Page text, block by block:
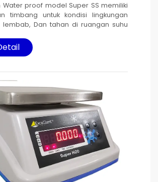
Water proof model Super SS memiliki
timbang untuk kondisi lingkungan
Dan tahan di ruangan suhu
Cold storage.
steel untuk mencapai harga yang
fungsi maksimal.
listrik baterai yang di isi ulang
yang dilengkapi pengaman
konektor untuk menghindari masuknya
mengakibatkan korsleting. Tetap
pada saat pengisian ulang